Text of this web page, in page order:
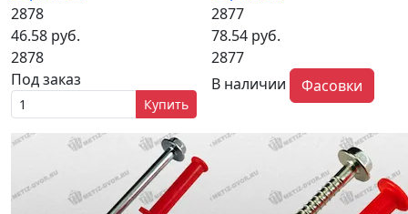
2878
46.58 руб.
2878
Под заказ
Купить
2877
78.54 руб.
2877
В наличии
Фасовки